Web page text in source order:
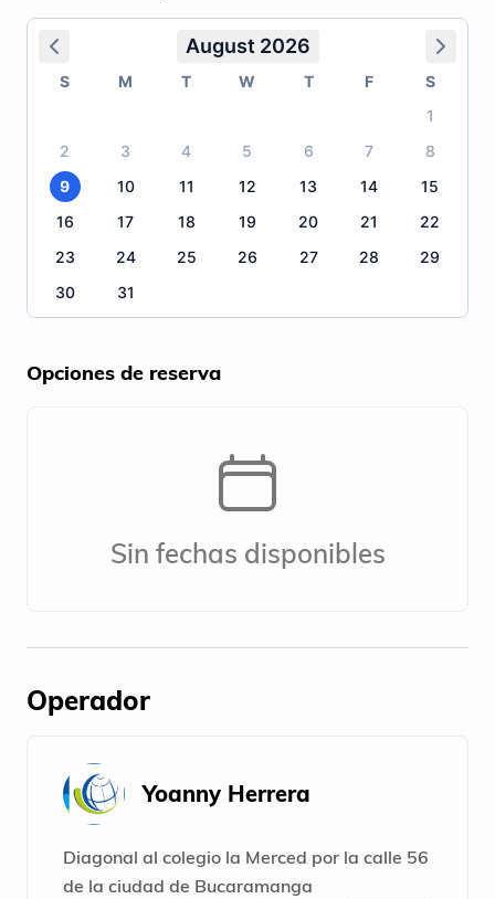
August 2026
S M T W T F
S
1
2
3 4 5 6 7
8
9
10 11 12 13 14
15
16
17 18 19 20 21
22
23
24 25 26 27 28
29
30
31
Opciones de reserva
Sin fechas disponibles
Operador
Yoanny Herrera
Diagonal al colegio la Merced por la calle 56
de la ciudad de Bucaramanga